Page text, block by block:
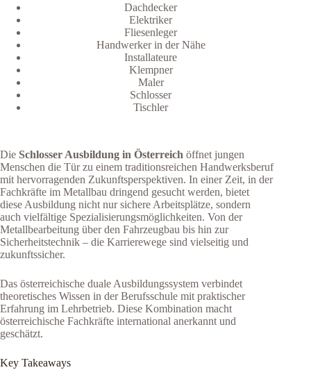
Die Schlosser Ausbildung in Österreich öffnet jungen
Menschen die Tür zu einem traditionsreichen Handwerksberuf
mit hervorragenden Zukunftsperspektiven. In einer Zeit, in der
Fachkräfte im Metallbau dringend gesucht werden, bietet
diese Ausbildung nicht nur sichere Arbeitsplätze, sondern
auch vielfältige Spezialisierungsmöglichkeiten. Von der
Metallbearbeitung über den Fahrzeugbau bis hin zur
Sicherheitstechnik – die Karrierewege sind vielseitig und
zukunftssicher.
Das österreichische duale Ausbildungssystem verbindet
theoretisches Wissen in der Berufsschule mit praktischer
Erfahrung im Lehrbetrieb. Diese Kombination macht
österreichische Fachkräfte international anerkannt und
geschätzt.
Key Takeaways
Dachdecker
Elektriker
Fliesenleger
Handwerker in der Nähe
Installateure
Klempner
Maler
Schlosser
Tischler